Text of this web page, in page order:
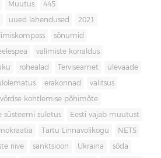
Muutus 445
uued lahendused 2021
sõnumid
valimiste korraldus
rohealad Terviseamet ülevaade
erakonnad valitsus
võrdse kohtlemise põhimõte
süsteemi suletus Eesti vajab muutust
Tartu Linnavolikogu NETS
riive sanktsioon Ukraina sõda